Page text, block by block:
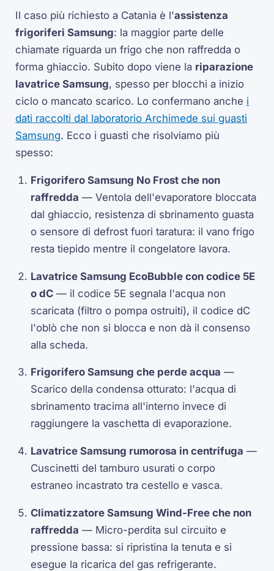
Il caso più richiesto a Catania è l'assistenza
frigoriferi Samsung: la maggior parte delle
chiamate riguarda un frigo che non raffredda o
forma ghiaccio. Subito dopo viene la riparazione
lavatrice Samsung, spesso per blocchi a inizio
ciclo o mancato scarico. Lo confermano anche i
dati raccolti dal laboratorio Archimede sui guasti
Samsung. Ecco i guasti che risolviamo più
spesso:
Frigorifero Samsung No Frost che non
raffredda — Ventola dell'evaporatore bloccata
dal ghiaccio, resistenza di sbrinamento guasta
o sensore di defrost fuori taratura: il vano frigo
resta tiepido mentre il congelatore lavora.
Lavatrice Samsung EcoBubble con codice 5E
o dC — il codice 5E segnala l'acqua non
scaricata (filtro o pompa ostruiti), il codice dC
l'oblò che non si blocca e non dà il consenso
alla scheda.
Frigorifero Samsung che perde acqua —
Scarico della condensa otturato: l'acqua di
sbrinamento tracima all'interno invece di
raggiungere la vaschetta di evaporazione.
Lavatrice Samsung rumorosa in centrifuga —
Cuscinetti del tamburo usurati o corpo
estraneo incastrato tra cestello e vasca.
Climatizzatore Samsung Wind-Free che non
raffredda — Micro-perdita sul circuito e
pressione bassa: si ripristina la tenuta e si
esegue la ricarica del gas refrigerante.